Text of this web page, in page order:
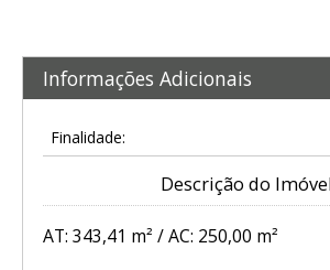
Informações Adicionais
Finalidade:
Descrição do
AT: 343,41 m² / AC: 250,00 m²